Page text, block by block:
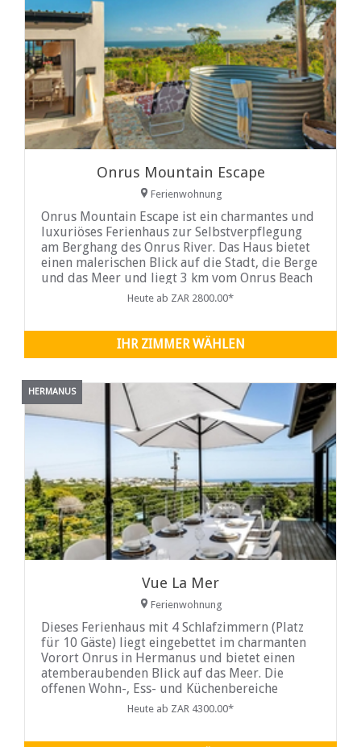
Onrus Mountain Escape
Ferienwohnung
Onrus Mountain Escape ist ein charmantes und
luxuriöses Ferienhaus zur Selbstverpflegung
am Berghang des Onrus River. Das Haus bietet
einen malerischen Blick auf die Stadt, die Berge
und das Meer und liegt 3 km vom Onrus Beach
und 7 km vom Zentrum von Hermanus entfernt.
verfügt über eine gut ausgestattete Küche, die
Heute ab ZAR 2800.00*
IHR ZIMMER WÄHLEN
HERMANUS
Vue La Mer
Ferienwohnung
Dieses Ferienhaus mit 4 Schlafzimmern (Platz
für 10 Gäste) liegt eingebettet im charmanten
Vorort Onrus in Hermanus und bietet einen
atemberaubenden Blick auf das Meer. Die
offenen Wohn-, Ess- und Küchenbereiche
strahlen zeitgenössische Eleganz aus und gehen
Heute ab ZAR 4300.00*